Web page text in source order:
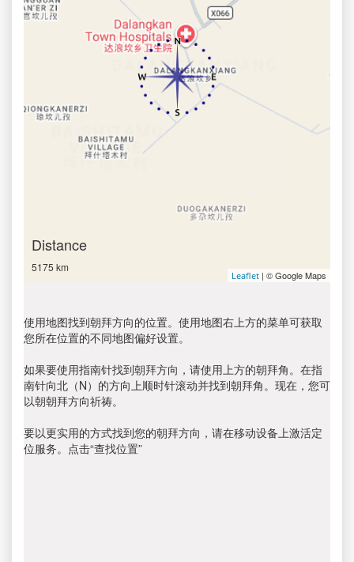
Distance
5175 km
Leaflet | © Google Maps
使用地图找到朝拜方向的位置。使用地图右上方的菜单可获取
您所在位置的不同地图偏好设置。
如果要使用指南针找到朝拜方向，请使用上方的朝拜角。在指
南针向北（N）的方向上顺时针滚动并找到朝拜角。现在，您可
以朝朝拜方向祈祷。
要以更实用的方式找到您的朝拜方向，请在移动设备上激活定
位服务。点击“查找位置”